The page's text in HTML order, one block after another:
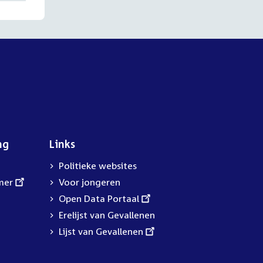
Links
Politieke websites
Voor jongeren
External
link:
Open Data Portaal
Erelijst van Gevallenen
External
Lijst van Gevallenen